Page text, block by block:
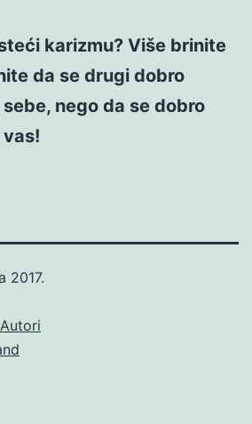
karizmu? Više brinite
da se drugi dobro
nego da se dobro
2017.
Autori